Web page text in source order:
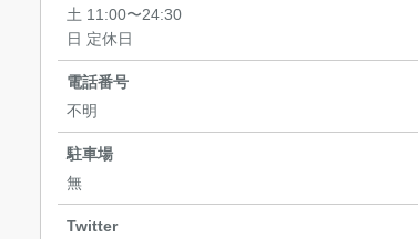
土 11:00〜24:30
日 定休日
電話番号
不明
駐車場
無
Twitter